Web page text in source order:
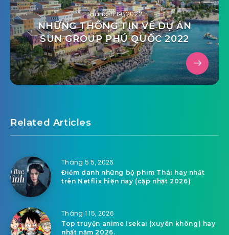
Tháng 11 19, 2022
NHỮNG THÔNG TIN VỀ DỰ ÁN
SUN GROUP PHÚ QUỐC 2022
Related Articles
Tháng 5 5, 2026
Điểm danh những bộ phim Thái hay nhất
trên Netflix hiện nay (cập nhật 2026)
Tháng 1 15, 2026
Top truyện anime Isekai (xuyên không) hay
nhất năm 2026.